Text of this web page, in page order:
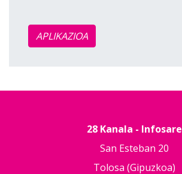
APLIKAZIOA
28 Kanala - Infosare
San Esteban 20
Tolosa (Gipuzkoa)